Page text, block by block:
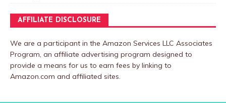
AFFILIATE DISCLOSURE
We are a participant in the Amazon Services LLC Associates
Program, an affiliate advertising program designed to
provide a means for us to earn fees by linking to
Amazon.com and affiliated sites.